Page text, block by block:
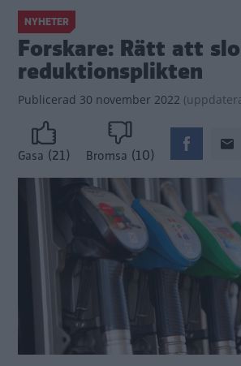
NYHETER
Forskare: Rätt att
reduktionsplikten
Publicerad 30 november 2022 (
Gasa (21) Bromsa (10)